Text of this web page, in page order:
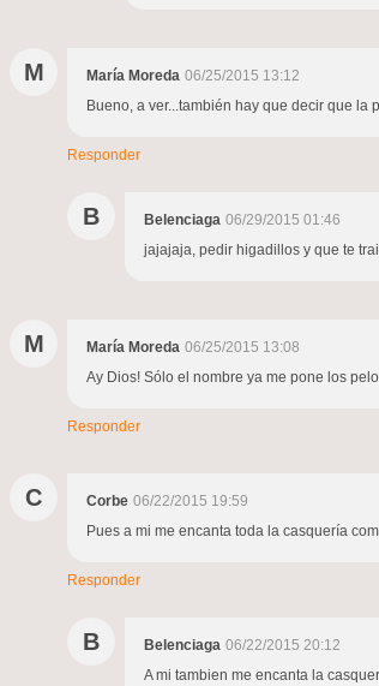
M María Moreda 06/25/2015 13:12
Bueno, a ver...también hay que decir que
Responder
B Belenciaga 06/29/2015 01:46
jajajaja, pedir higadillos y que te
M María Moreda 06/25/2015 13:08
Ay Dios! Sólo el nombre ya me pone los
Responder
C Corbe 06/22/2015 19:59
Pues a mi me encanta toda la casquería
Responder
B Belenciaga 06/22/2015 20:12
A mi tambien me encanta la